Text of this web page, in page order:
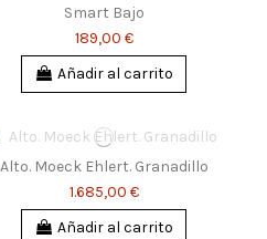
Smart Bajo
189,00 €
Añadir al carrito
Alto. Moeck Ehlert. Granadillo
1.685,00 €
Añadir al carrito